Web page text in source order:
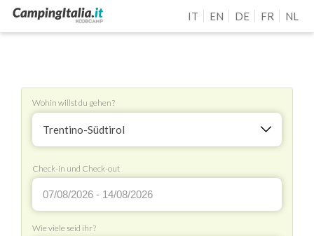
IT EN DE FR NL
Wohin willst du gehen?
Trentino-Südtirol
Check-in und Check-out
Wie viele seid ihr?